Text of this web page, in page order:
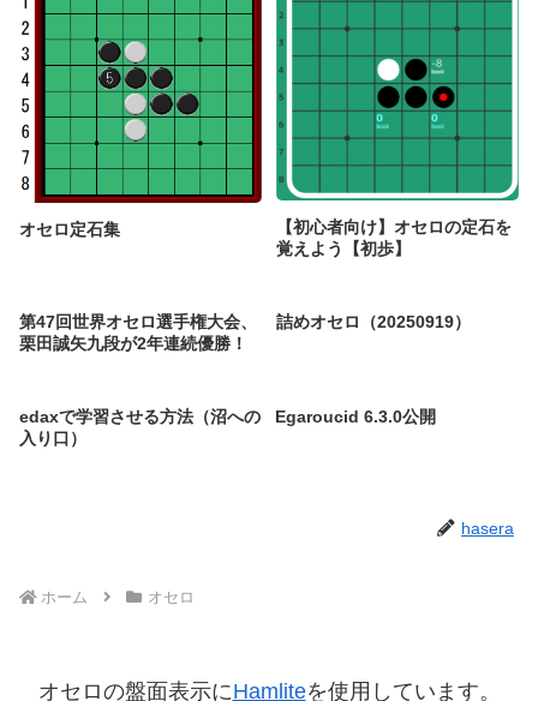
オセロ定石集
【初心者向け】オセロの定石を
覚えよう【初歩】
第47回世界オセロ選手権大会、
栗田誠矢九段が2年連続優勝！
詰めオセロ（20250919）
edaxで学習させる方法（沼への
入り口）
Egaroucid 6.3.0公開
hasera
ホーム オセロ
オセロの盤面表示にHamliteを使用しています。